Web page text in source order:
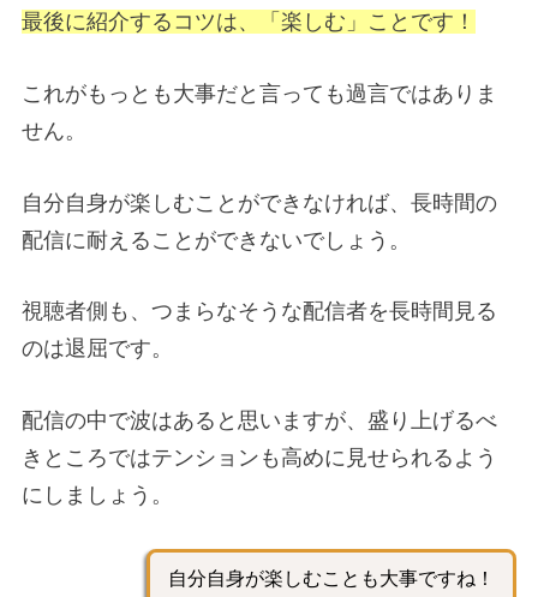
最後に紹介するコツは、「楽しむ」ことです！
これがもっとも大事だと言っても過言ではありま
せん。
自分自身が楽しむことができなければ、長時間の
配信に耐えることができないでしょう。
視聴者側も、つまらなそうな配信者を長時間見る
のは退屈です。
配信の中で波はあると思いますが、盛り上げるべ
きところではテンションも高めに見せられるよう
にしましょう。
自分自身が楽しむことも大事ですね！